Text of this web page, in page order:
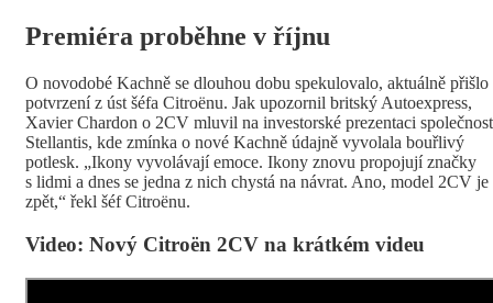
Premiéra proběhne v říjnu
O novodobé Kachně se dlouhou dobu spekulovalo, aktuálně přišlo
potvrzení z úst šéfa Citroënu. Jak upozornil britský Autoexpress,
Xavier Chardon o 2CV mluvil na investorské prezentaci
Stellantis, kde zmínka o nové Kachně údajně vyvolala bouřlivý
potlesk. „Ikony vyvolávají emoce. Ikony znovu propojují značky
s lidmi a dnes se jedna z nich chystá na návrat. Ano, model 2CV je
zpět,“ řekl šéf Citroënu.
Video: Nový Citroën 2CV na krátkém videu